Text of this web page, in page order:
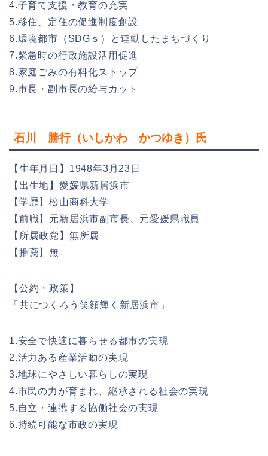
4.子育て支援・教育の充実
5.移住、定住の促進制度創設
6.環境都市（SDGｓ）と連動したまちづくり
7.緊急時の行政施設活用促進
8.家庭ごみの有料化ストップ
9.市長・副市長の給与カット
石川 勝行（いしかわ かつゆき）氏
【生年月日】1948年3月23日
【出生地】愛媛県新居浜市
【学歴】松山商科大学
【前職】元新居浜市副市長、元愛媛県職員
【所属政党】無所属
【推薦】無
【公約・政策】
「共につくろう笑顔輝く新居浜市」
1.安全で快適に暮らせる都市の実現
2.活力ある産業活動の実現
3.地球にやさしい暮らしの実現
4.市民の力が育まれ、継承される社会の実現
5.自立・連携する協働社会の実現
6.持続可能な市政の実現